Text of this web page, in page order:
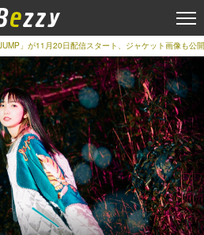
」が11月20日配信スタート、ジャケット画像も公開